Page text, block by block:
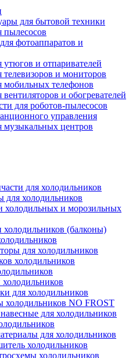
для бытовой техники
пылесосов
фотоаппаратов и
утюгов и отпаривателей
телевизоров и мониторов
мобильных телефонов
вентиляторов и обогревателей
для роботов-пылесосов
управления
музыкальных центров
для холодильников
для холодильников
холодильных и морозильных
(балконы)
для холодильников
холодильников
для холодильников
холодильников NO FROST
для холодильников
для холодильников
холодильников
холодильников